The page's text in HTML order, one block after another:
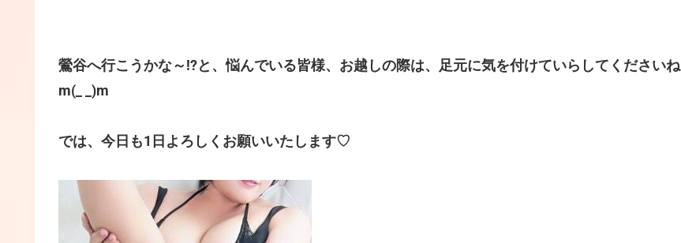
鶯谷へ行こうかな～!?と、悩んでいる皆様、お越しの際は、足元に気を付けていらしてくださいね
m(_ _)m
では、今日も1日よろしくお願いいたします♡